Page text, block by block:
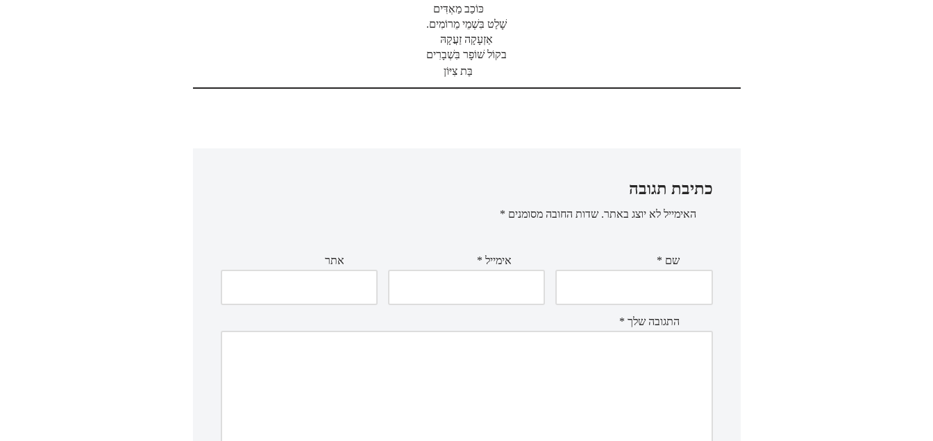
כּוֹכַב מַאְדִּים
שָׁלַט בִּשְׁמֵי מֵרוֹמִים.
אַזְעָקָה זַעֲקָהּ
בקוֹל שׁוֹפָר בִּשְׁבָרִים
בַּת צִיּוֹן
כתיבת תגובה
האימייל לא יוצג באתר. שדות החובה מסומנים *
שם * אימייל * אתר
התגובה שלך *